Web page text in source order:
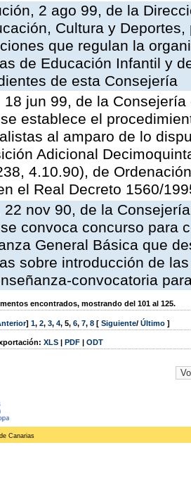
2 ago 99, de la
Cultura y
que regulan la
de Educación Infantil y
de esta Consejería
18 jun 99, de la
establece el
al amparo de lo
Adicional
4.10.90), de
el Real Decreto 1560/
22 nov 90, de la
convoca concurso para
General Básica que
sobre introducción de
convocatoria
encontrados, mostrando del 101 al 125.
] 1, 2, 3, 4, 5, 6, 7, 8 [ Siguiente/ Último ]
XLS | PDF | ODT
Canarias